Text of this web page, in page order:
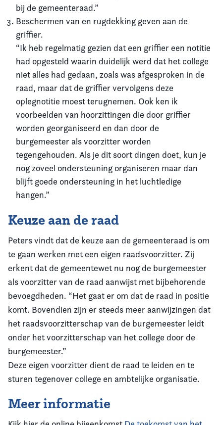
bij de gemeenteraad.”
Beschermen van en rugdekking geven aan de
griffier.
“Ik heb regelmatig gezien dat een griffier een notitie
had opgesteld waarin duidelijk werd dat het college
niet alles had gedaan, zoals was afgesproken in de
raad, maar dat de griffier vervolgens deze
oplegnotitie moest terugnemen. Ook ken ik
voorbeelden van hoorzittingen die door griffier
worden georganiseerd en dan door de
burgemeester als voorzitter worden
tegengehouden. Als je dit soort dingen doet, kun je
nog zoveel ondersteuning organiseren maar dan
blijft goede ondersteuning in het luchtledige
hangen.”
Keuze aan de raad
Peters vindt dat de keuze aan de gemeenteraad is om
te gaan werken met een eigen raadsvoorzitter. Zij
erkent dat de gemeentewet nu nog de burgemeester
als voorzitter van de raad aanwijst met bijbehorende
bevoegdheden. “Het gaat er om dat de raad in positie
komt. Bovendien zijn er steeds meer aanwijzingen dat
het raadsvoorzitterschap van de burgemeester leidt
onder het voorzitterschap van het college door de
burgemeester.”
Deze eigen voorzitter dient de raad te leiden en te
sturen tegenover college en ambtelijke organisatie.
Meer informatie